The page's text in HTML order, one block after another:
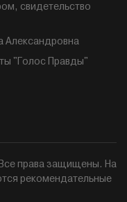
свидетельство
Александровна
"Голос Правды"
права защищены. На
рекомендательные